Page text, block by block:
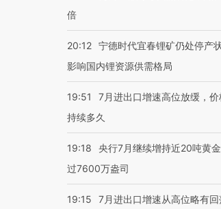
倍
20:12 宁德时代宜春锂矿仍处停产
影响国内锂资源供需格局
19:51
7月进出口增速高位放缓，
持续多久
19:18
央行7月继续增持近20吨黄
过7600万盎司
19:15
7月进出口增速从高位略有回